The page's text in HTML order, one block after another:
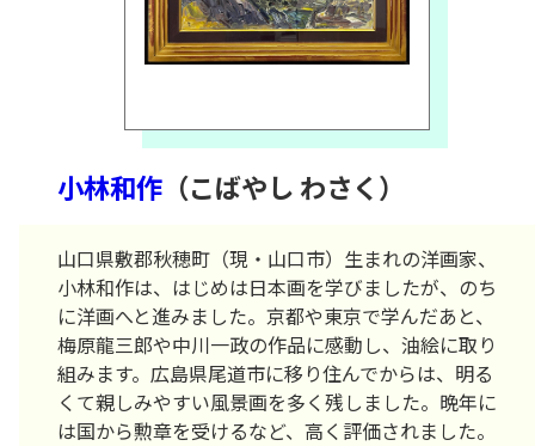
小林和作 （こばやし わさく）
山口県敷郡秋穂町（現・山口市）生まれの洋画家、
小林和作は、はじめは日本画を学びましたが、のち
に洋画へと進みました。京都や東京で学んだあと、
梅原龍三郎や中川一政の作品に感動し、油絵に取り
組みます。広島県尾道市に移り住んでからは、明る
くて親しみやすい風景画を多く残しました。晩年に
は国から勲章を受けるなど、高く評価されました。